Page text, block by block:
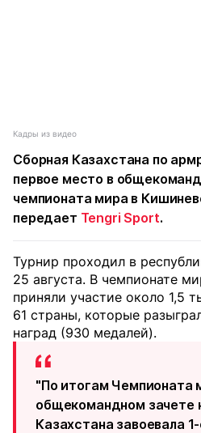
Кадры из видео
Сборная Казахстана по
первое место в
чемпионата мира в
передает Tengri Sport.
Турнир проходил в
25 августа. В чемпионате
приняли участие около 1,5
61 страны, которые
наград (930 медалей).
"По итогам Чемпионата
общекомандном зачете
Казахстана завоевала